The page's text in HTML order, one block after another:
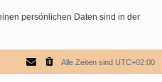
persönlichen Daten sind in der
Alle Zeiten sind UTC+02:00